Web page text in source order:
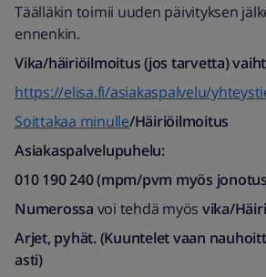
Täälläkin toimii uuden päivityksen
ennenkin.
Vika/häiriöilmoitus (jos tarvetta)
https://elisa.fi/asiakaspalvelu/
Soittakaa minulle/Häiriöilmoitus
Asiakaspalvelupuhelu:
010 190 240 (mpm/pvm myös
Numerossa voi tehdä myös vika/
Arjet, pyhät. (Kuuntelet vaan
asti)